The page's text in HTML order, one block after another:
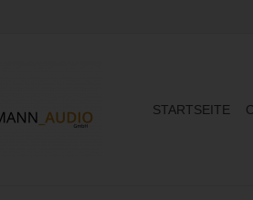
STARTSEITE